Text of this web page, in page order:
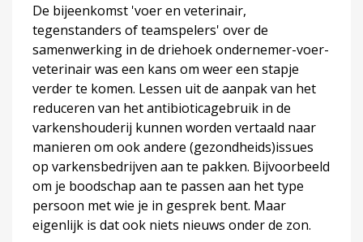
De bijeenkomst 'voer en veterinair,
tegenstanders of teamspelers' over de
samenwerking in de driehoek ondernemer-voer-
veterinair was een kans om weer een stapje
verder te komen. Lessen uit de aanpak van het
reduceren van het antibioticagebruik in de
varkenshouderij kunnen worden vertaald naar
manieren om ook andere (gezondheids)issues
op varkensbedrijven aan te pakken. Bijvoorbeeld
om je boodschap aan te passen aan het type
persoon met wie je in gesprek bent. Maar
eigenlijk is dat ook niets nieuws onder de zon.